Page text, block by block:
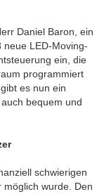
Daniel Baron, ein
neue LED-Moving-
ein, die
programmiert
es nun ein
bequem und
schwierigen
wurde. Den